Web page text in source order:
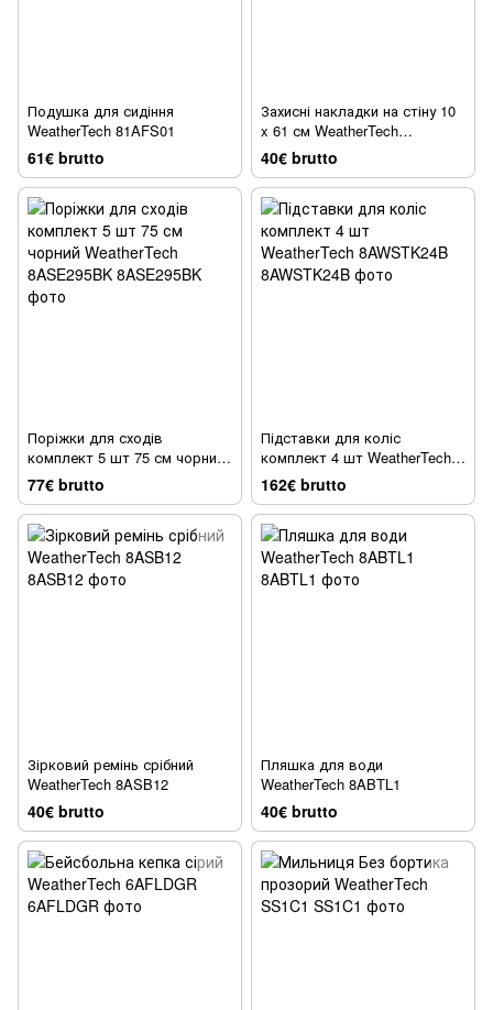
Подушка для сидіння
WeatherTech 81AFS01
61€ brutto
Захисні накладки на стіну 10
x 61 см WeatherTech
81GWP02
40€ brutto
Поріжки для сходів
комплект 5 шт 75 см чорний
WeatherTech 8ASE295BK
77€ brutto
Підставки для коліс
комплект 4 шт WeatherTech
8AWSTK24B
162€ brutto
Зірковий ремінь срібний
WeatherTech 8ASB12
40€ brutto
Пляшка для води
WeatherTech 8ABTL1
40€ brutto